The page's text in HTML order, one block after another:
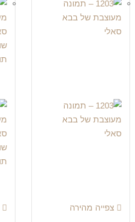
צפייה מהירה